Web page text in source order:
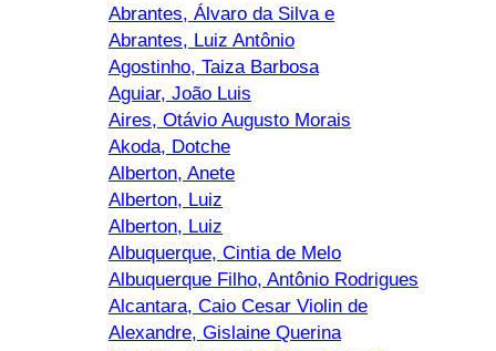
Abrantes, Álvaro da Silva e
Abrantes, Luiz Antônio
Agostinho, Taiza Barbosa
Aguiar, João Luis
Aires, Otávio Augusto Morais
Akoda, Dotche
Alberton, Anete
Alberton, Luiz
Alberton, Luiz
Albuquerque, Cintia de Melo
Albuquerque Filho, Antônio Rodrigues
Alcantara, Caio Cesar Violin de
Alexandre, Gislaine Querina